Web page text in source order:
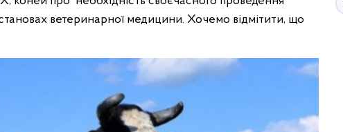
ветеринарної медицини. Хочемо відмітити, що